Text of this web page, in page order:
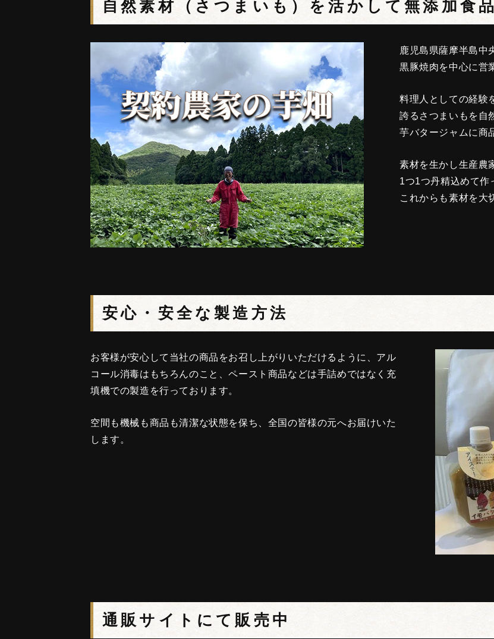
自然素材（さつまいも）を活かして無添加食
鹿児島県薩摩半島中
黒豚焼肉を中心に営
料理人としての経験
誇るさつまいもを自
芋バタージャムに商
素材を生かし生産農
1つ1つ丹精込めて作
これからも素材を大
安心・安全な製造方法
お客様が安心して当社の商品をお召し上がりいただけるように、アル
コール消毒はもちろんのこと、ペースト商品などは手詰めではなく充
填機での製造を行っております。
空間も機械も商品も清潔な状態を保ち、全国の皆様の元へお届けいた
します。
通販サイトにて販売中